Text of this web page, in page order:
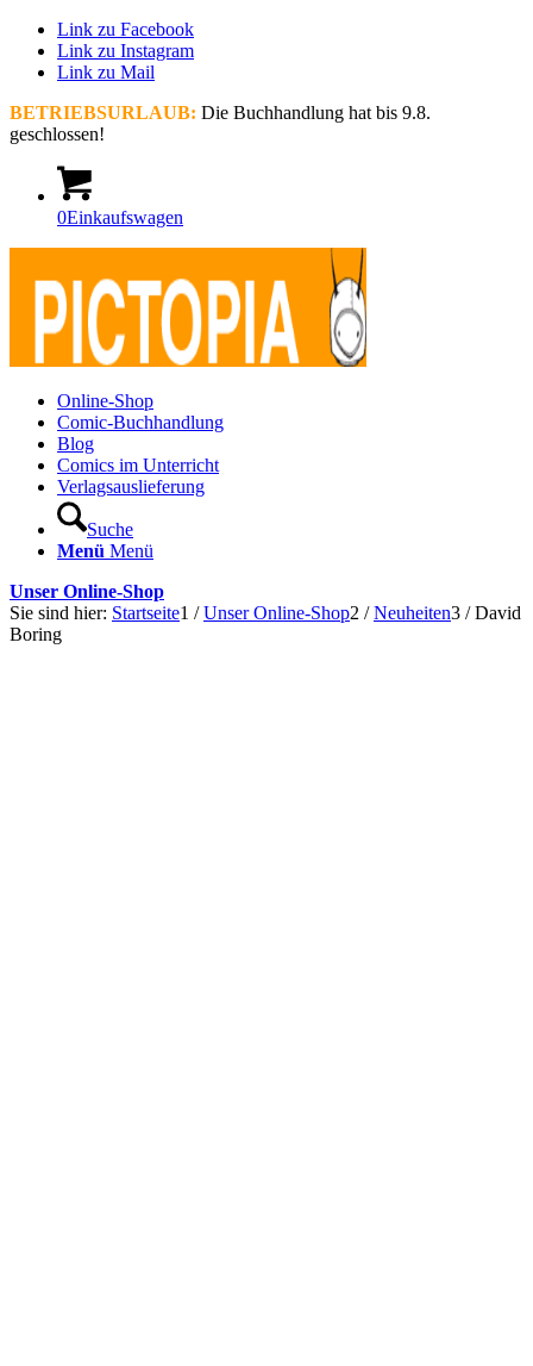
Link zu Facebook
Link zu Instagram
Link zu Mail
BETRIEBSURLAUB: Die Buchhandlung hat bis 9.8.
geschlossen!
0Einkaufswagen
Online-Shop
Comic-Buchhandlung
Blog
Comics im Unterricht
Verlagsauslieferung
Suche
Menü Menü
Unser Online-Shop
Sie sind hier: Startseite1 / Unser Online-Shop2 / Neuheiten3 / David
Boring